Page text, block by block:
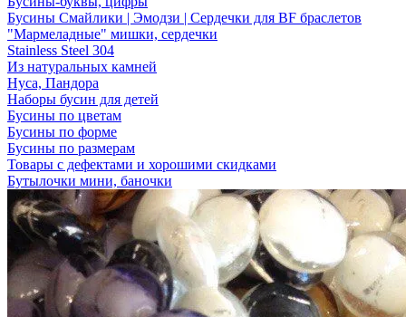
Бусины Смайлики | Эмодзи | Сердечки для BF браслетов
"Мармеладные" мишки, сердечки
Stainless Steel 304
Из натуральных камней
Нуса, Пандора
Наборы бусин для детей
Бусины по цветам
Бусины по форме
Бусины по размерам
Товары с дефектами и хорошими скидками
Бутылочки мини, баночки